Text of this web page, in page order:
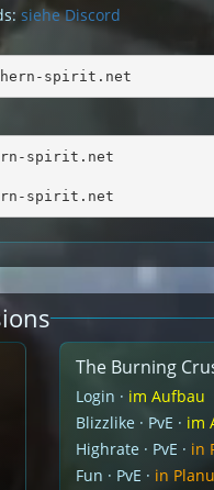
siehe Discord
spirit.net
spirit.net
spirit.net
The Burning
Login · im Aufbau
Blizzlike · PvE · im
Highrate · PvE · in
Fun · PvE · in